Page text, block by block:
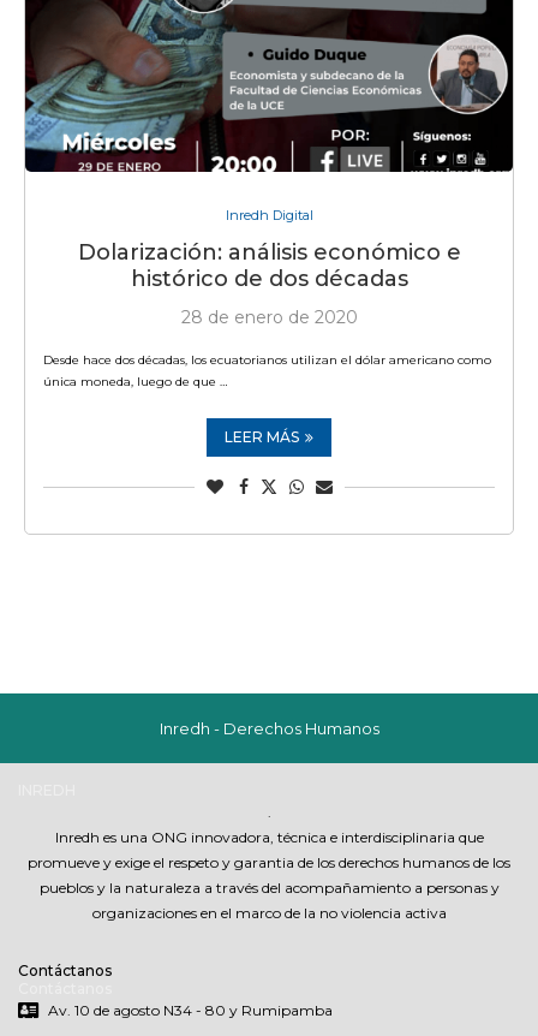
Inredh Digital
Dolarización: análisis económico e
histórico de dos décadas
28 de enero de 2020
Desde hace dos décadas, los ecuatorianos utilizan el dólar americano como
única moneda, luego de que …
LEER MÁS
Inredh - Derechos Humanos
Inredh es una ONG innovadora, técnica e interdisciplinaria que
promueve y exige el respeto y garantia de los derechos humanos de los
pueblos y la naturaleza a través del acompañamiento a personas y
organizaciones en el marco de la no violencia activa
Contáctanos
Av. 10 de agosto N34 - 80 y Rumipamba